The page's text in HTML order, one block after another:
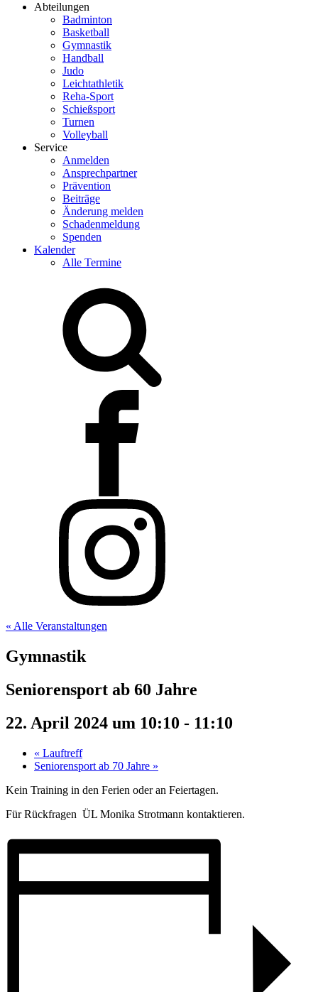
Abteilungen
Badminton
Basketball
Gymnastik
Handball
Judo
Leichtathletik
Reha-Sport
Schießsport
Turnen
Volleyball
Service
Anmelden
Ansprechpartner
Prävention
Beiträge
Änderung melden
Schadenmeldung
Spenden
Kalender
Alle Termine
« Alle Veranstaltungen
Gymnastik
Seniorensport ab 60 Jahre
22. April 2024 um 10:10 - 11:10
« Lauftreff
Seniorensport ab 70 Jahre »
Kein Training in den Ferien oder an Feiertagen.
Für Rückfragen ÜL Monika Strotmann kontaktieren.